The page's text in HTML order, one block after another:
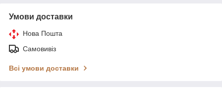
Умови доставки
Нова Пошта
Самовивіз
Всі умови доставки